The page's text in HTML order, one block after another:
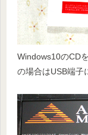
Windows10のCD
の場合はUSB端子